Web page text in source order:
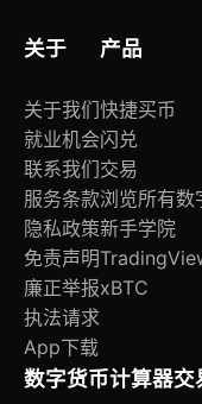
关于
关于我们
就业机会
联系我们
服务条款
隐私政策
免责声明
廉正举报
执法请求
App下载
产品
快捷买币
闪兑
交易
浏览所有数
新手学院
xBTC
数字货币计算器交